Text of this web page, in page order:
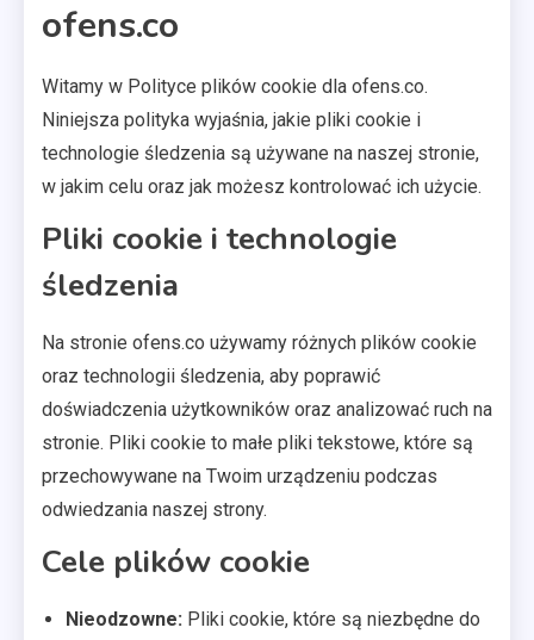
ofens.co
Witamy w Polityce plików cookie dla ofens.co.
Niniejsza polityka wyjaśnia, jakie pliki cookie i
technologie śledzenia są używane na naszej stronie,
w jakim celu oraz jak możesz kontrolować ich użycie.
Pliki cookie i technologie
śledzenia
Na stronie ofens.co używamy różnych plików cookie
oraz technologii śledzenia, aby poprawić
doświadczenia użytkowników oraz analizować ruch na
stronie. Pliki cookie to małe pliki tekstowe, które są
przechowywane na Twoim urządzeniu podczas
odwiedzania naszej strony.
Cele plików cookie
Nieodzowne: Pliki cookie, które są niezbędne do